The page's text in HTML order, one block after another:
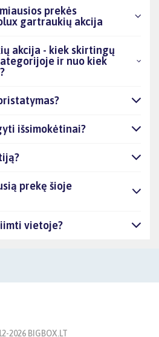
prekės
gartraukių akcija
akcija - kiek skirtingų
ir nuo kiek
išsimokėtinai?
prekę šioje
vietoje?
2026BIGBOX.LT